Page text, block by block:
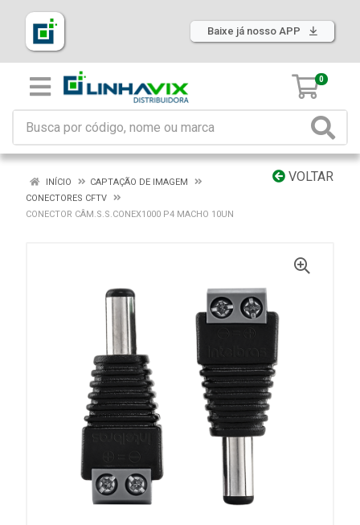
Baixe já nosso APP
0
VOLTAR
INÍCIO
CAPTAÇÃO DE IMAGEM
CONECTORES CFTV
CONECTOR CÂM.S.S.CONEX1000 P4 MACHO 10UN